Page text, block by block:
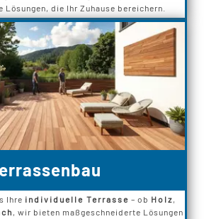
Lösungen, die Ihr Zuhause bereichern.
Ihre individuelle Terrasse – ob Holz,
, wir bieten maßgeschneiderte Lösungen